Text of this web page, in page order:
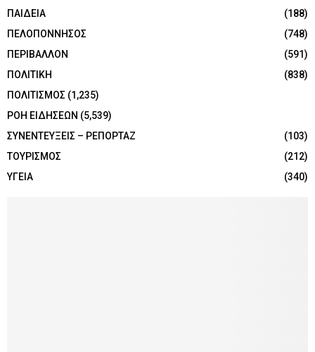
ΠΑΙΔΕΙΑ
(188)
ΠΕΛΟΠΟΝΝΗΣΟΣ
(748)
ΠΕΡΙΒΑΛΛΟΝ
(591)
ΠΟΛΙΤΙΚΗ
(838)
ΠΟΛΙΤΙΣΜΟΣ (1,235)
ΡΟΗ ΕΙΔΗΣΕΩΝ (5,539)
ΣΥΝΕΝΤΕΥΞΕΙΣ – ΡΕΠΟΡΤΑΖ
(103)
ΤΟΥΡΙΣΜΟΣ
(212)
ΥΓΕΙΑ
(340)